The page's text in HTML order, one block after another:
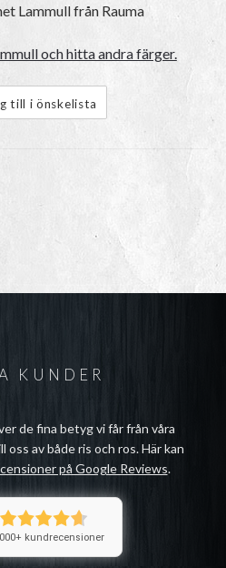
Lammull från Rauma
och hitta andra färger.
till i önskelista
KUNDER
de fina betyg vi får från våra
oss av både ris och ros. Här kan
på Google Reviews.
kundrecensioner